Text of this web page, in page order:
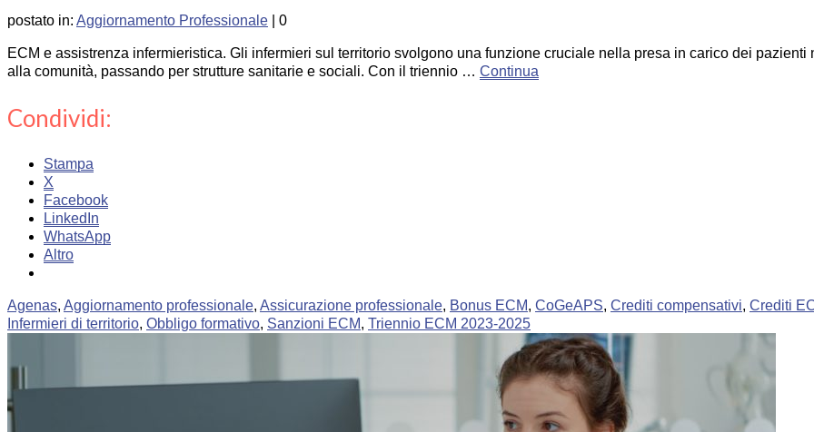
postato in: Aggiornamento Professionale 0
ECM e assistrenza infermieristica. Gli infermieri sul territorio svolgono una funzione cruciale nella presa in carico dei
alla comunità, passando per strutture sanitarie e sociali. Con il triennio … Continua
Condividi:
Stampa
X
Facebook
LinkedIn
WhatsApp
Altro
Agenas, Aggiornamento professionale, Assicurazione professionale, Bonus ECM, CoGeAPS, Crediti compensativi, Crediti
Infermieri di territorio, Obbligo formativo, Sanzioni ECM, Triennio ECM 2023-2025